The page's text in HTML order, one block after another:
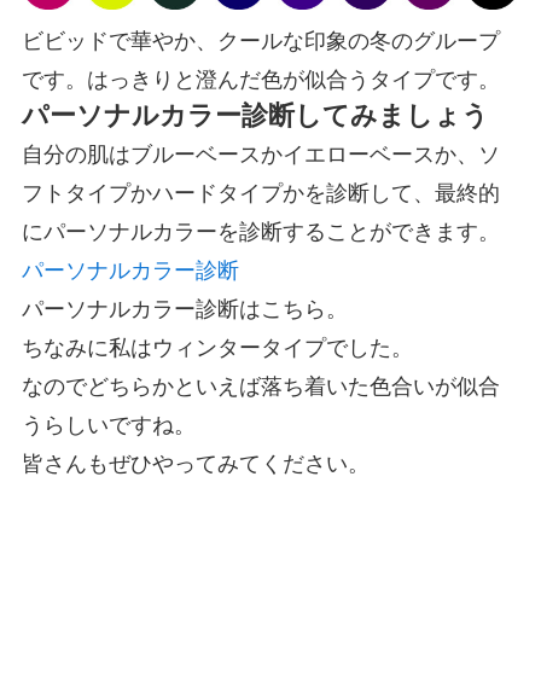
ビビッドで華やか、クールな印象の冬のグループ
です。はっきりと澄んだ色が似合うタイプです。
パーソナルカラー診断してみましょう
自分の肌はブルーベースかイエローベースか、ソ
フトタイプかハードタイプかを診断して、最終的
にパーソナルカラーを診断することができます。
パーソナルカラー診断
パーソナルカラー診断はこちら。
ちなみに私はウィンタータイプでした。
なのでどちらかといえば落ち着いた色合いが似合
うらしいですね。
皆さんもぜひやってみてください。